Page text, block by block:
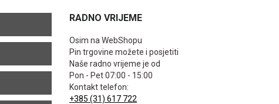
RADNO VRIJEME
Osim na WebShopu
Pin trgovine možete i posjetiti
Naše radno vrijeme je od
Pon - Pet 07:00 - 15:00
Kontakt telefon:
+385 (31) 617 722